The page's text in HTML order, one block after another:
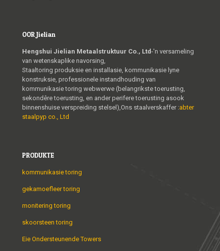
OOR Jielian
Hengshui Jielian Metaalstruktuur Co., Ltd-'n versameling
van wetenskaplike navorsing,
Staaltoring produksie en installasie, kommunikasie lyne
konstruksie, professionele instandhouding van
kommunikasie toring webwerwe (belangrikste toerusting,
sekondêre toerusting, en ander perifere toerusting asook
binnenshuise verspreiding stelsel),Ons staalverskaffer :abter
staalpyp co., Ltd
PRODUKTE
kommunikasie toring
gekamoefleer toring
monitering toring
skoorsteen toring
Eie Ondersteunende Towers